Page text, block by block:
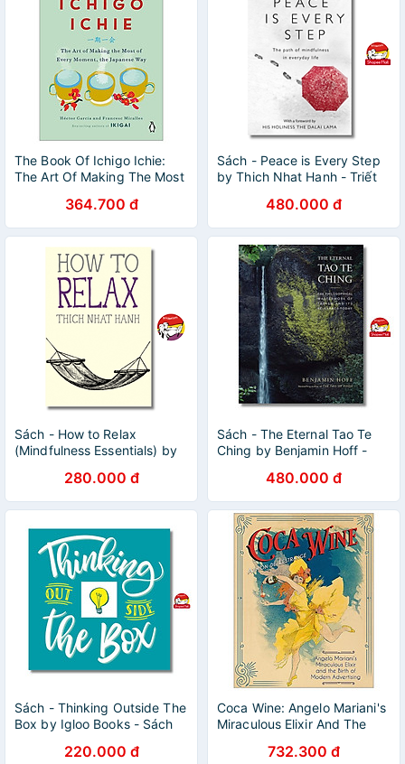
The Book Of Ichigo Ichie:
The Art Of Making The Most
Japanese Way364.700 đ
Sách - Peace is Every Step
by Thich Nhat Hanh - Triết
Philosophy, Religion
480.000 đ
Sách - How to Relax
(Mindfulness Essentials) by
Book / Sách Ngoại văn
Nhập khẩu
280.000 đ
Sách - The Eternal Tao Te
Ching by Benjamin Hoff -
480.000 đ
Sách - Thinking Outside The
Box by Igloo Books - Sách
220.000 đ
Coca Wine: Angelo Mariani's
Miraculous Elixir And The
732.300 đ